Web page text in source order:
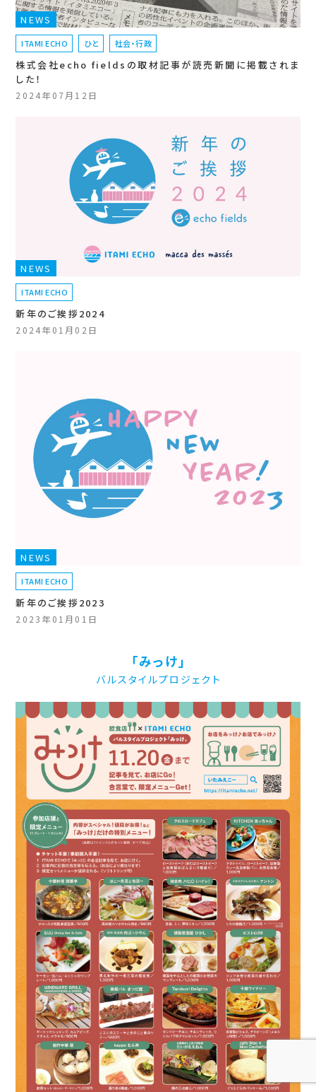
NEWS
ITAMI ECHO ひと 社会・行政
株式会社echo fieldsの取材記事が読売新聞に掲載されま
した！
2024年07月12日
NEWS
ITAMI ECHO
新年のご挨拶2024
2024年01月02日
NEWS
ITAMI ECHO
新年のご挨拶2023
2023年01月01日
「みっけ」
バルスタイルプロジェクト